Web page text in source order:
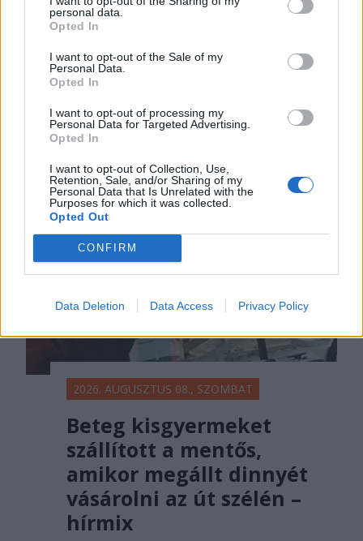
personal data.
Opted In
I want to opt-out of the Sale of my
Personal Data.
Opted In
I want to opt-out of processing my
Personal Data for Targeted Advertising.
Opted In
I want to opt-out of Collection, Use,
Retention, Sale, and/or Sharing of my
Personal Data that Is Unrelated with the
Purposes for which it was collected.
Opted Out
CONFIRM
Data Deletion Data Access Privacy Policy
hírek vasárnap
Közben sikeres volt az uszályok
elsüllyesztése a csernavodai
vízszintje. Elfogták a kolozsvári
férfit, aki hamis Untold-belépőkkel
2026. AUGUSZTUS 08., SZOMBAT
Beteg kisgyermeket
szállított a mentős,
amikor megállt dinnyét
vásárolni az út szélén –
hírmix